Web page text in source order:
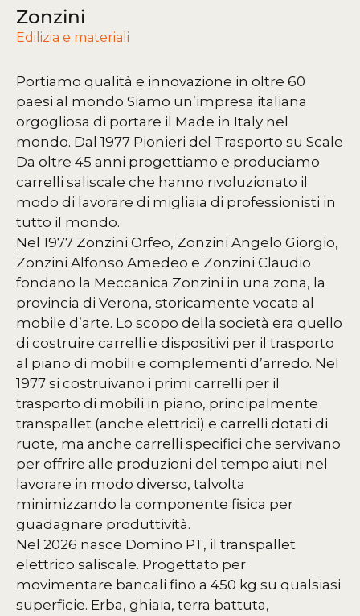
Zonzini
Edilizia e materiali
Portiamo qualità e innovazione in oltre 60
paesi al mondo Siamo un’impresa italiana
orgogliosa di portare il Made in Italy nel
mondo. Dal 1977 Pionieri del Trasporto su Scale
Da oltre 45 anni progettiamo e produciamo
carrelli saliscale che hanno rivoluzionato il
modo di lavorare di migliaia di professionisti in
tutto il mondo.
Nel 1977 Zonzini Orfeo, Zonzini Angelo Giorgio,
Zonzini Alfonso Amedeo e Zonzini Claudio
fondano la Meccanica Zonzini in una zona, la
provincia di Verona, storicamente vocata al
mobile d’arte. Lo scopo della società era quello
di costruire carrelli e dispositivi per il trasporto
al piano di mobili e complementi d’arredo. Nel
1977 si costruivano i primi carrelli per il
trasporto di mobili in piano, principalmente
transpallet (anche elettrici) e carrelli dotati di
ruote, ma anche carrelli specifici che servivano
per offrire alle produzioni del tempo aiuti nel
lavorare in modo diverso, talvolta
minimizzando la componente fisica per
guadagnare produttività.
Nel 2026 nasce Domino PT, il transpallet
elettrico saliscale. Progettato per
movimentare bancali fino a 450 kg su qualsiasi
superficie. Erba, ghiaia, terra battuta,